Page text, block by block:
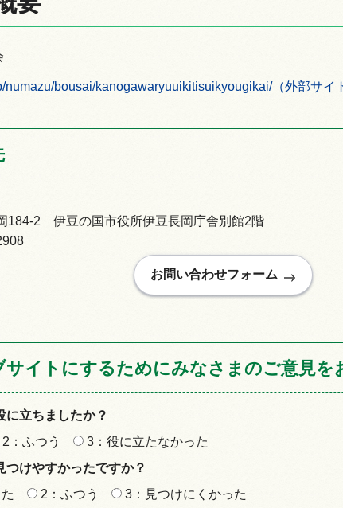
numazu/bousai/kanogawaryuuikitisuikyougikai/（外部サイ
184-2 伊豆の国市役所伊豆長岡庁舎別館2階
サイトにするためにみなさまのご意見を
に立ちましたか？
2：ふつう
3：役に立たなかった
つけやすかったですか？
2：ふつう 3：見つけにくかった